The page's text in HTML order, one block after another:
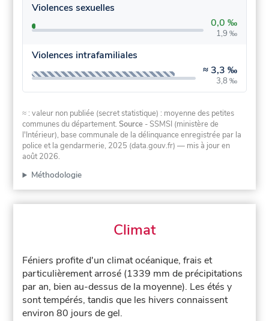
Violences sexuelles
0,0 ‰
1,9 ‰
Violences intrafamiliales
≈ 3,3 ‰
3,8 ‰
≈ : valeur non publiée (secret statistique) : moyenne des petites
communes du département.Source - SSMSI (ministère de
l'Intérieur), base communale de la délinquance enregistrée par la
police et la gendarmerie, 2025 (data.gouv.fr) — mis à jour en
août 2026.
Méthodologie
Climat
Féniers profite d'un climat océanique, frais et
particulièrement arrosé (1339 mm de précipitations
par an, bien au-dessus de la moyenne). Les étés y
sont tempérés, tandis que les hivers connaissent
environ 80 jours de gel.